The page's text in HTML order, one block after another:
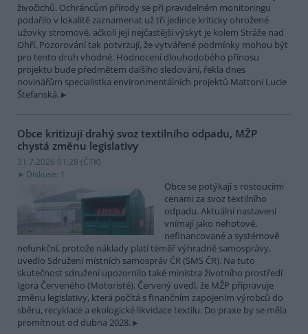
živočichů. Ochráncům přírody se při pravidelném monitoringu
podařilo v lokalitě zaznamenat už tři jedince kriticky ohrožené
užovky stromové, ačkoli její nejčastější výskyt je kolem Stráže nad
Ohří. Pozorování tak potvrzují, že vytvářené podmínky mohou být
pro tento druh vhodné. Hodnocení dlouhodobého přínosu
projektu bude předmětem dalšího sledování, řekla dnes
novinářům specialistka environmentálních projektů Mattoni Lucie
Štefanská.
Obce kritizují drahý svoz textilního odpadu, MŽP
chystá změnu legislativy
31.7.2026 01:28 (ČTK)
Diskuse: 1
Obce se potýkají s rostoucími
cenami za svoz textilního
odpadu. Aktuální nastavení
vnímají jako nehotové,
nefinancované a systémově
nefunkční, protože náklady platí téměř výhradně samosprávy,
uvedlo Sdružení místních samospráv ČR (SMS ČR). Na tuto
skutečnost sdružení upozornilo také ministra životního prostředí
Igora Červeného (Motoristé). Červený uvedl, že MŽP připravuje
změnu legislativy, která počítá s finančním zapojením výrobců do
sběru, recyklace a ekologické likvidace textilu. Do praxe by se měla
promítnout od dubna 2028.